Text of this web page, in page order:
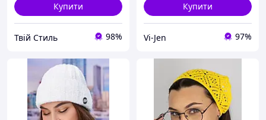
Купити
Твій Стиль 98%
Купити
Vi-Jen 97%